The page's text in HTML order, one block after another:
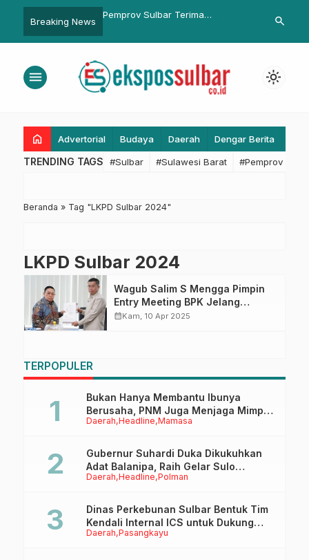
Breaking News
Jalin
Transparansi
Pemprov Sulbar Terima
Jepang, Rencana Pasang Alat
Ketuasearch
menu light_mode
home Advertorial Budaya Daerah Dengar Berita
TRENDING TAGS #Sulbar #Sulawesi Barat #Pemprov
Beranda » Tag "LKPD Sulbar 2024"
LKPD Sulbar 2024
Wagub Salim S Mengga Pimpin
Entry Meeting BPK Jelang
Pemeriksaan LKPD Sulbar 2024
calendar_monthKam, 10 Apr 2025
TERPOPULER
Daerah Headline Mamasa
Bukan Hanya Membantu Ibunya
Berusaha, PNM Juga Menjaga Mimpi
Anaknya Untuk Menggapai Cita-Cita
Daerah Headline Polman
Gubernur Suhardi Duka Dikukuhkan
Adat Balanipa, Raih Gelar Sulo
Tappidena
Daerah Pasangkayu
Dinas Perkebunan Sulbar Bentuk Tim
Kendali Internal ICS untuk Dukung
Sertifikasi ISPO Pekebun di